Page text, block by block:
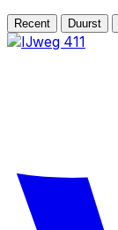
Recent Duurst